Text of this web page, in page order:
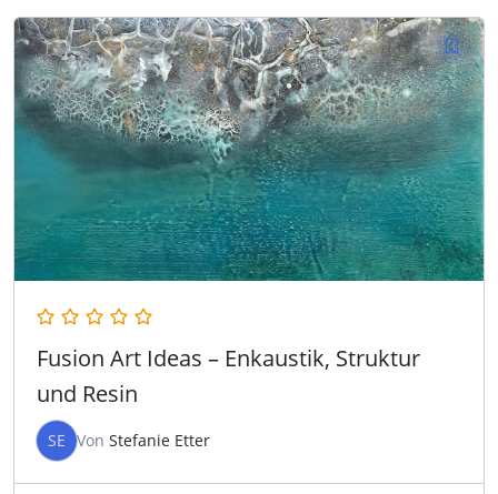
Fusion Art Ideas – Enkaustik, Struktur
und Resin
SE Von Stefanie Etter